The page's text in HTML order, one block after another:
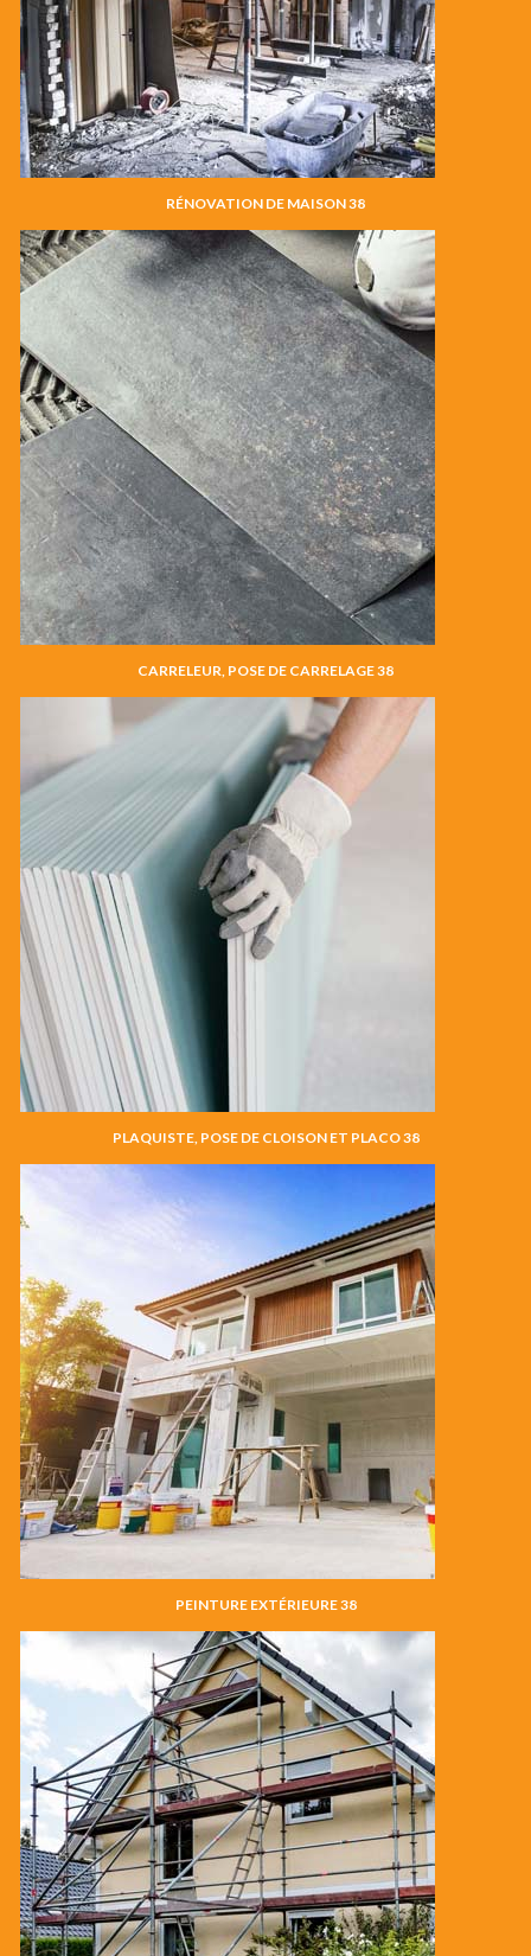
RÉNOVATION DE MAISON 38
CARRELEUR, POSE DE CARRELAGE 38
PLAQUISTE, POSE DE CLOISON ET PLACO 38
PEINTURE EXTÉRIEURE 38